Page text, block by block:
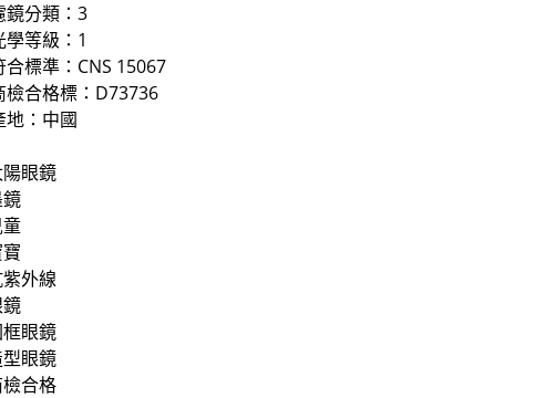
鏡分類：3
等級：1
標準：CNS 15067
檢合格標：D73736
地：中國
眼鏡
鏡
童
寶
外線
眼鏡
眼鏡
合格